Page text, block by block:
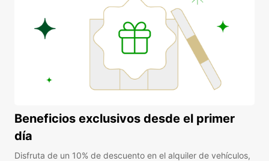
Beneficios exclusivos desde el primer
día
Disfruta de un 10% de descuento en el alquiler de vehículos,